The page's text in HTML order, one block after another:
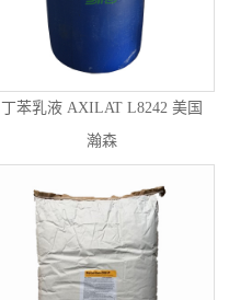
丁苯乳液 AXILAT L8242 美国
瀚森